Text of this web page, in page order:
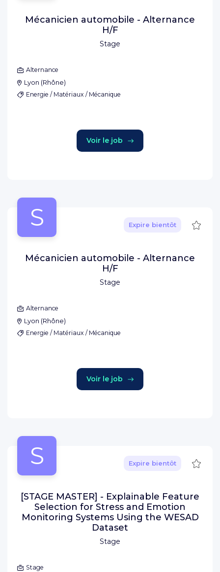
Stage
Mécanicien automobile - Alternance
H/F
Alternance
Lyon (Rhône)
Energie / Matériaux / Mécanique
Voir le job
S
Stage
Expire bientôt
Mécanicien automobile - Alternance
H/F
Alternance
Lyon (Rhône)
Energie / Matériaux / Mécanique
Voir le job
S
Stage
Expire bientôt
[STAGE MASTER] - Explainable Feature
Selection for Stress and Emotion
Monitoring Systems Using the WESAD
Dataset
Stage